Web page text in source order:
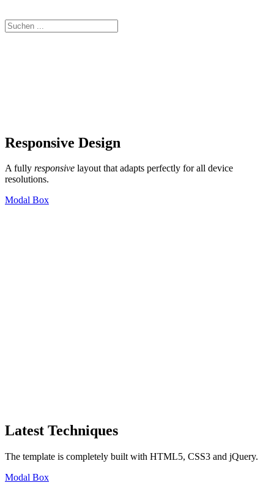
Responsive Design
A fully responsive layout that adapts perfectly for all device
resolutions.
Modal Box
Latest Techniques
The template is completely built with HTML5, CSS3 and jQuery.
Modal Box